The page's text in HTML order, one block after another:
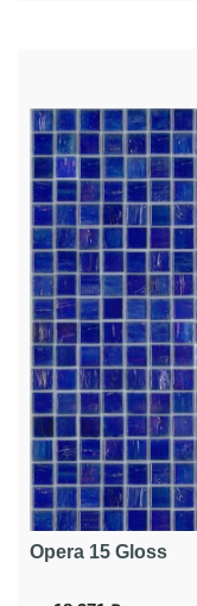
Opera 15 Gloss